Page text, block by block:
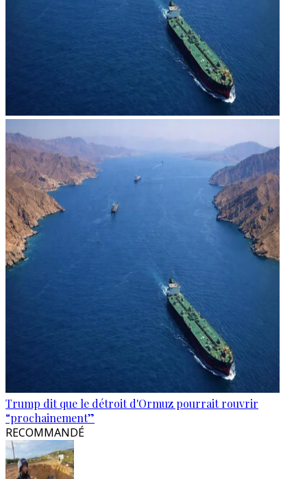
Trump dit que le détroit d'Ormuz pourrait rouvrir
“prochainement”
RECOMMANDÉ